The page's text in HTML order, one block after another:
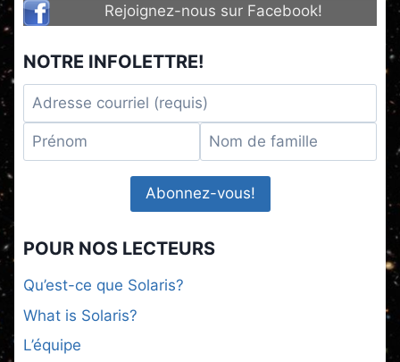
Rejoignez-nous sur Facebook!
NOTRE INFOLETTRE!
POUR NOS LECTEURS
Qu’est-ce que Solaris?
What is Solaris?
L’équipe